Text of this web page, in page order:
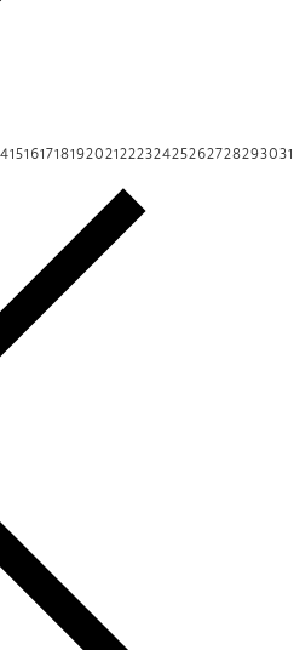
1516171819202122232425262728293031